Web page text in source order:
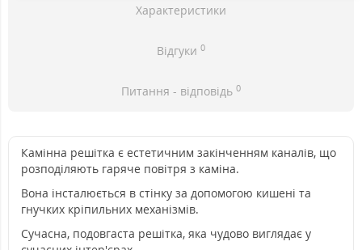
Характеристики
Відгуки 0
Питання - відповідь 0
Камінна решітка є естетичним закінченням каналів, що
розподіляють гаряче повітря з каміна.
Вона інсталюється в стінку за допомогою кишені та
гнучких кріпильних механізмів.
Сучасна, подовгаста решітка, яка чудово виглядає у